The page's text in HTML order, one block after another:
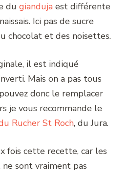
du gianduja est différente
Ici pas de sucre
chocolat et des noisettes.
il est indiqué
Mais on a pas tous
donc le remplacer
je vous recommande le
Rucher St Roch, du Jura.
fois cette recette, car les
sont vraiment pas